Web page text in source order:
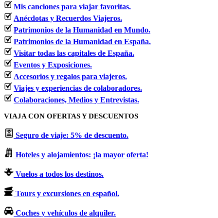
Mis canciones para viajar favoritas.
Anécdotas y Recuerdos Viajeros.
Patrimonios de la Humanidad en Mundo.
Patrimonios de la Humanidad en España.
Visitar todas las capitales de España.
Eventos y Exposiciones.
Accesorios y regalos para viajeros.
Viajes y experiencias de colaboradores.
Colaboraciones, Medios y Entrevistas.
VIAJA CON OFERTAS Y DESCUENTOS
Seguro de viaje: 5% de descuento.
Hoteles y alojamientos: ¡la mayor oferta!
Vuelos a todos los destinos.
Tours y excursiones en español.
Coches y vehículos de alquiler.